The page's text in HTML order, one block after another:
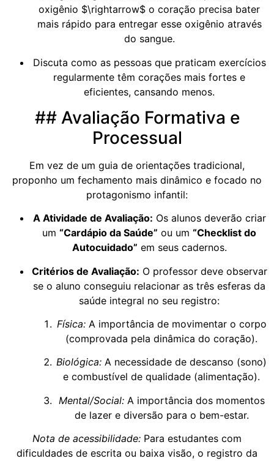
oxigênio $\rightarrow$ o coração precisa bater
mais rápido para entregar esse oxigênio através
do sangue.
Discuta como as pessoas que praticam exercícios
regularmente têm corações mais fortes e
eficientes, cansando menos.
## Avaliação Formativa e
Processual
Em vez de um guia de orientações tradicional,
proponho um fechamento mais dinâmico e focado no
protagonismo infantil:
A Atividade de Avaliação: Os alunos deverão criar
um “Cardápio da Saúde” ou um “Checklist do
Autocuidado” em seus cadernos.
Critérios de Avaliação: O professor deve observar
se o aluno conseguiu relacionar as três esferas da
saúde integral no seu registro:
Física:A importância de movimentar o corpo
(comprovada pela dinâmica do coração).
Biológica: A necessidade de descanso (sono)
e combustível de qualidade (alimentação).
Mental/Social:A importância dos momentos
de lazer e diversão para o bem-estar.
Nota de acessibilidade: Para estudantes com
dificuldades de escrita ou baixa visão, o registro da